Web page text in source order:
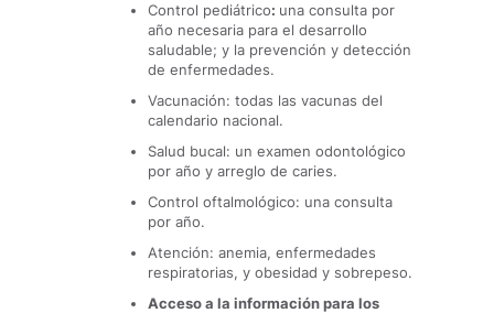
Control pediátrico: una consulta por
año necesaria para el desarrollo
saludable; y la prevención y detección
de enfermedades.
Vacunación: todas las vacunas del
calendario nacional.
Salud bucal: un examen odontológico
por año y arreglo de caries.
Control oftalmológico: una consulta
por año.
Atención: anemia, enfermedades
respiratorias, y obesidad y sobrepeso.
Acceso a la información para los